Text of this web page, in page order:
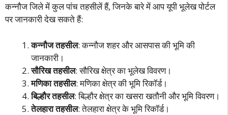
कन्नौज जिले में कुल पांच तहसीलें हैं, जिनके बारे में आप यूपी भूलेख पोर्टल
पर जानकारी देख सकते हैं:
कन्नौज तहसील: कन्नौज शहर और आसपास की भूमि की
जानकारी।
सौरिख तहसील: सौरिख क्षेत्र का भूलेख विवरण।
मणिका तहसील: मणिका क्षेत्र की भूमि रिकॉर्ड।
बिल्हौर तहसील: बिल्हौर क्षेत्र का खसरा खतौनी और भूमि विवरण।
तेलहारा तहसील: तेलहारा क्षेत्र के भूमि रिकॉर्ड।